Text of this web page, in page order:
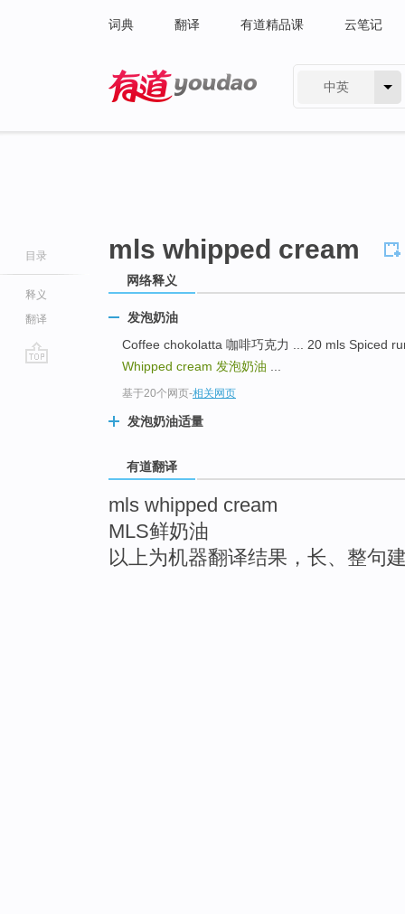
词典 翻译 有道精品课 云笔记
中英
目录
释义
翻译
mls whipped cream
网络释义
发泡奶油
Coffee chokolatta 咖啡巧克力 ... 20 mls Spiced
Whipped cream 发泡奶油
基于20个网页-相关网页
发泡奶油适量
有道翻译
mls whipped cream
MLS鲜奶油
以上为机器翻译结果，长、整句